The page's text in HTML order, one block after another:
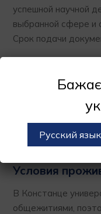
успешной научной
выбранной сфере и
Срок подачи
приема: до 31
января (летний
на все учебные
приему: до 15
15 марта
Условия
В Констанце
общежитиями,
Русский язык